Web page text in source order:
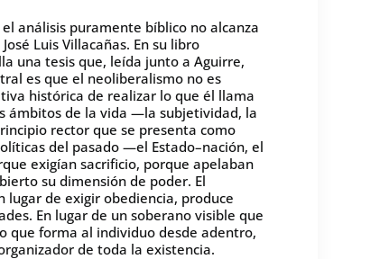
análisis puramente bíblico no alcanza
Luis Villacañas. En su libro
una tesis que, leída junto a Aguirre,
es que el neoliberalismo no es
histórica de realizar lo que él llama
ámbitos de la vida —la subjetividad, la
rector que se presenta como
del pasado —el Estado–nación, el
exigían sacrificio, porque apelaban
su dimensión de poder. El
de exigir obediencia, produce
En lugar de un soberano visible que
que forma al individuo desde adentro,
de toda la existencia.